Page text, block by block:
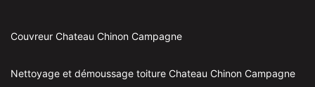
Couvreur Chateau Chinon Campagne
Nettoyage et démoussage toiture Chateau Chinon Campagne